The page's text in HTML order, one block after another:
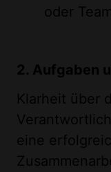
oder
2. Aufgaben
Klarheit über
eine